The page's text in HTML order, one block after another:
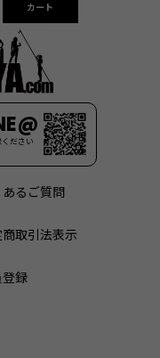
ください
カート
あるご質問
取引法表示
録